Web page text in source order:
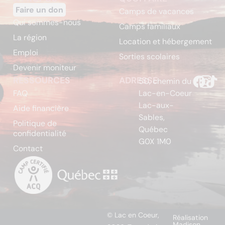
Faire un don
Qui sommes-nous
La région
Emploi
Devenir moniteur
Camps de vacances
Camps familiaux
Location et hébergement
Sorties scolaires
RESSOURCES
FAQ
Aide financière
Politique de
confidentialité
Contact
ADRESSE50, chemin du
Lac-en-Coeur
Lac-aux-
Sables,
Québec
G0X 1M0
© Lac en Coeur,
Réalisation